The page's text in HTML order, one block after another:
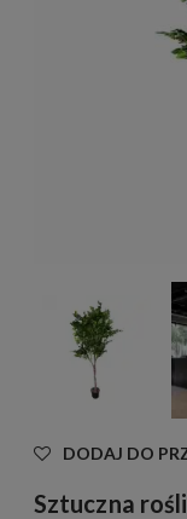
DODAJ DO
Sztuczna